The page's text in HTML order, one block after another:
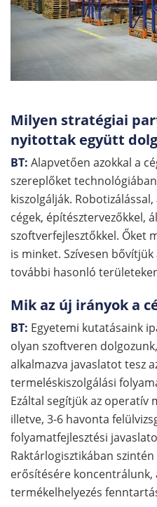
Milyen stratégiai
nyitottak együtt
BT: Alapvetően azokkal a
szereplőket
kiszolgálják.
cégek, építésztervezőkkel,
szoftverfejlesztőkkel. Őket
is minket. Szívesen
további hasonló
Mik az új irányok a
BT: Egyetemi kutatásaink
olyan szoftveren
alkalmazva javaslatot tesz
termeléskiszolgálási
Ezáltal segítjük az operatív
illetve, 3-6 havonta
folyamatfejlesztési
Raktárlogisztikában
erősítésére koncentrálunk,
termékelhelyezés